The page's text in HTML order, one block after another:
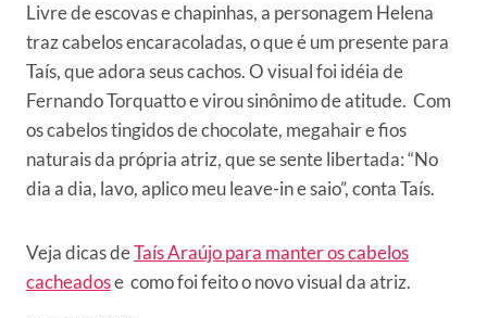
Livre de escovas e chapinhas, a personagem Helena
traz cabelos encaracoladas, o que é um presente para
Taís, que adora seus cachos. O visual foi idéia de
Fernando Torquatto e virou sinônimo de atitude. Com
os cabelos tingidos de chocolate, megahair e fios
naturais da própria atriz, que se sente libertada: “No
dia a dia, lavo, aplico meu leave-in e saio”, conta Taís.
Veja dicas deTaís Araújo para manter os cabelos
cacheadose como foi feito o novo visual da atriz.